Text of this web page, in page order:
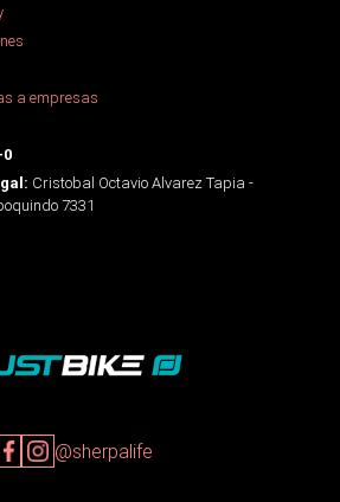
a empresas
0
Cristobal Octavio Alvarez Tapia -
7331
@sherpalife